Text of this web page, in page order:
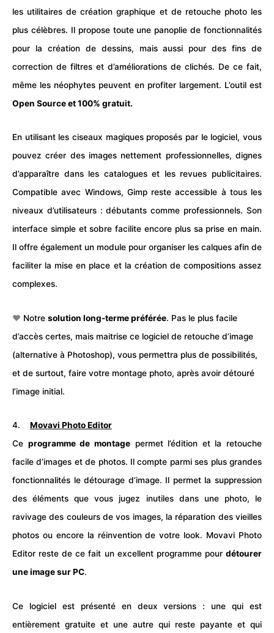
les utilitaires de création graphique et de retouche photo les
plus célèbres. Il propose toute une panoplie de fonctionnalités
pour la création de dessins, mais aussi pour des fins de
correction de filtres et d’améliorations de clichés. De ce fait,
même les néophytes peuvent en profiter largement. L’outil est
Open Source et 100% gratuit.
En utilisant les ciseaux magiques proposés par le logiciel, vous
pouvez créer des images nettement professionnelles, dignes
d’apparaître dans les catalogues et les revues publicitaires.
Compatible avec Windows, Gimp reste accessible à tous les
niveaux d’utilisateurs : débutants comme professionnels. Son
interface simple et sobre facilite encore plus sa prise en main.
Il offre également un module pour organiser les calques afin de
faciliter la mise en place et la création de compositions assez
complexes.
❤️ Notre solution long-terme préférée. Pas le plus facile
d’accès certes, mais maitrise ce logiciel de retouche d’image
(alternative à Photoshop), vous permettra plus de possibilités,
et de surtout, faire votre montage photo, après avoir détouré
l’image initial.
4. Movavi Photo Editor
Ce programme de montagepermet l’édition et la retouche
facile d’images et de photos. Il compte parmi ses plus grandes
fonctionnalités le détourage d’image. Il permet la suppression
des éléments que vous jugez inutiles dans une photo, le
ravivage des couleurs de vos images, la réparation des vieilles
photos ou encore la réinvention de votre look. Movavi Photo
Editor reste de ce fait un excellent programme pour détourer
une image sur PC.
Ce logiciel est présenté en deux versions : une qui est
entièrement gratuite et une autre qui reste payante et qui